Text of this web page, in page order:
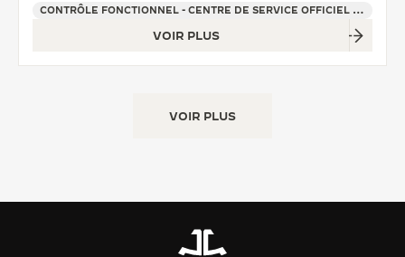
CONTRÔLE FONCTIONNEL - CENTRE DE SERVICE OFFICIEL - POINT DE VENTE
VOIR PLUS
VOIR PLUS